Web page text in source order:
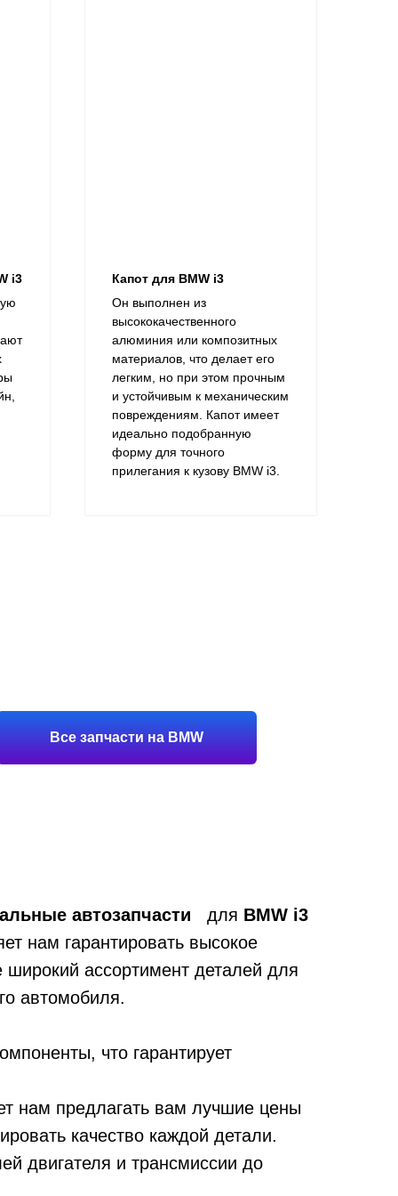
i3
Капот для BMW i3
Он выполнен из
высококачественного
алюминия или композитных
материалов, что делает его
легким, но при этом прочным
и устойчивым к механическим
повреждениям. Капот имеет
идеально подобранную
форму для точного
прилегания к кузову BMW i3.
Все запчасти на BMW
автозапчасти для BMW i3
нам гарантировать высокое
ассортимент деталей для
автомобиля.
что гарантирует
нам предлагать вам лучшие цены
качество каждой детали.
двигателя и трансмиссии до